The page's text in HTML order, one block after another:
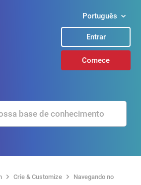
Português
Entrar
Comece
Crie & Customize
Navegando no